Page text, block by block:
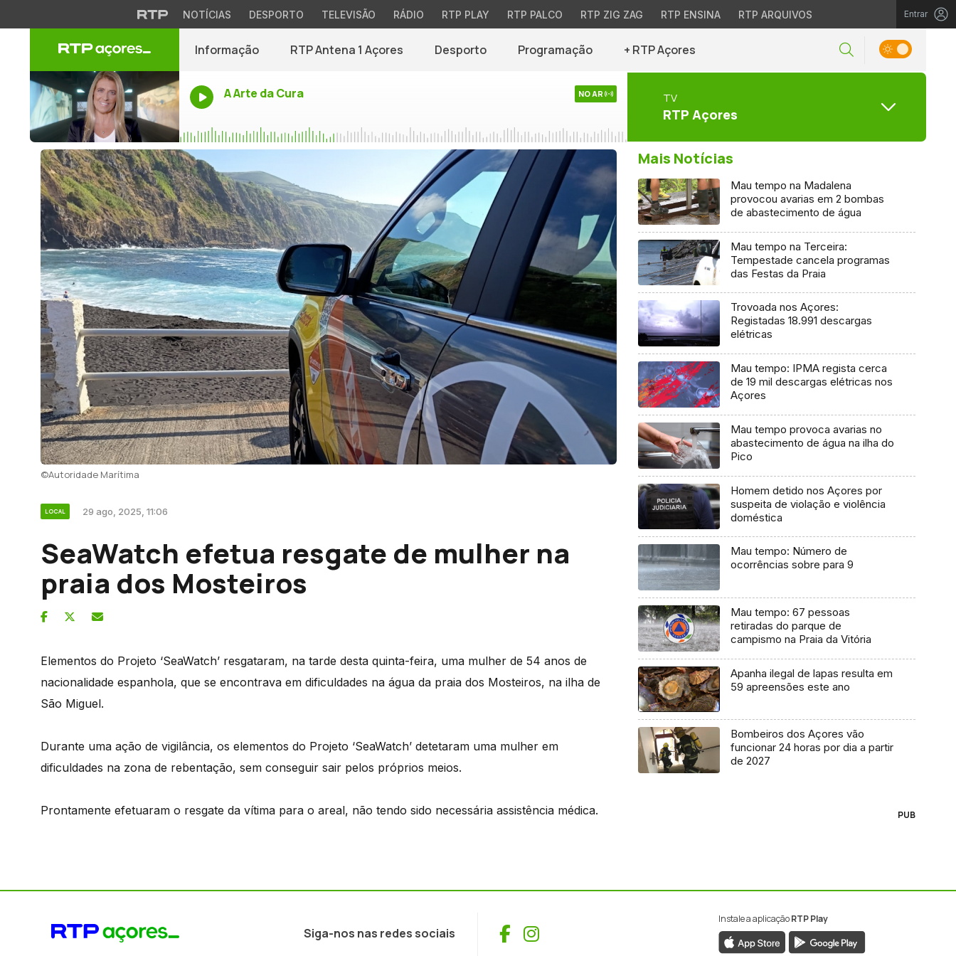
NOTÍCIAS DESPORTO TELEVISÃO RÁDIO RTP PLAY RTP PALCO RTP ZIG ZAG RTP ENSINA RTP ARQUIVOS Entrar
Informação RTP Antena 1 Açores Desporto Programação + RTP Açores
A Arte da Cura NO AR TV
RTP Açores
©Autoridade Marítima
LOCAL 29 ago, 2025, 11:06
SeaWatch efetua resgate de mulher na
praia dos Mosteiros
Elementos do Projeto ‘SeaWatch’ resgataram, na tarde desta quinta-feira, uma mulher de 54 anos de
nacionalidade espanhola, que se encontrava em dificuldades na água da praia dos Mosteiros, na ilha de
São Miguel.
Durante uma ação de vigilância, os elementos do Projeto ‘SeaWatch’ detetaram uma mulher em
dificuldades na zona de rebentação, sem conseguir sair pelos próprios meios.
Prontamente efetuaram o resgate da vítima para o areal, não tendo sido necessária assistência médica.​
Mais Notícias
Mau tempo na Madalena
provocou avarias em 2 bombas
de abastecimento de água
Mau tempo na Terceira:
Tempestade cancela programas
das Festas da Praia
Trovoada nos Açores:
Registadas 18.991 descargas
elétricas
Mau tempo: IPMA regista cerca
de 19 mil descargas elétricas nos
Açores
Mau tempo provoca avarias no
abastecimento de água na ilha do
Pico
Homem detido nos Açores por
suspeita de violação e violência
doméstica
Mau tempo: Número de
ocorrências sobre para 9
Mau tempo: 67 pessoas
retiradas do parque de
campismo na Praia da Vitória
Apanha ilegal de lapas resulta em
59 apreensões este ano
Bombeiros dos Açores vão
funcionar 24 horas por dia a partir
de 2027
PUB
Siga-nos nas redes sociais Facebook
Instagram
Instale a aplicaçãoRTP Play